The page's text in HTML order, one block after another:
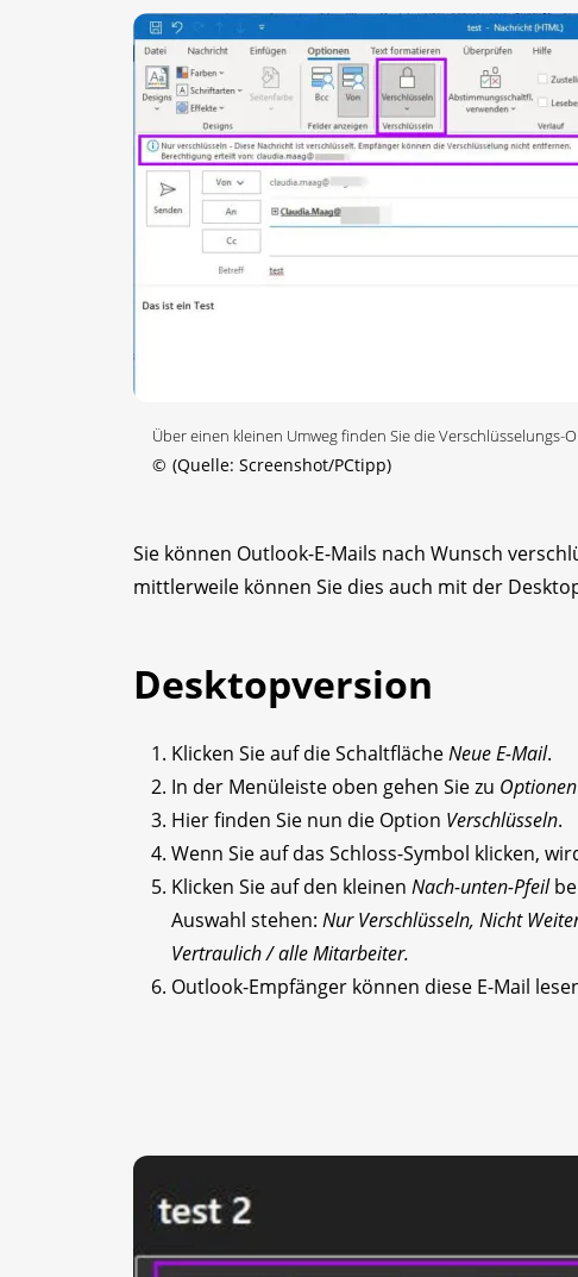
Über einen kleinen Umweg finden Sie die Verschlüsselungs-
© (Quelle: Screenshot/PCtipp)
Sie können Outlook-E-Mails nach Wunsch
mittlerweile können Sie dies auch mit der
Desktopversion
Klicken Sie auf die SchaltflächeNeue E-Mail.
In der Menüleiste oben gehen Sie zu Optionen
Hier finden Sie nun die Option Verschlüsseln.
Wenn Sie auf das Schloss-Symbol klicken,
Klicken Sie auf den kleinen Nach-unten-Pfeil
Auswahl stehen: Nur Verschlüsseln, Nicht
Vertraulich / alle Mitarbeiter.
Outlook-Empfänger können diese E-Mail